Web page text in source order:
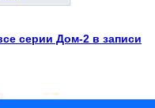
серии Дом-2 в записи